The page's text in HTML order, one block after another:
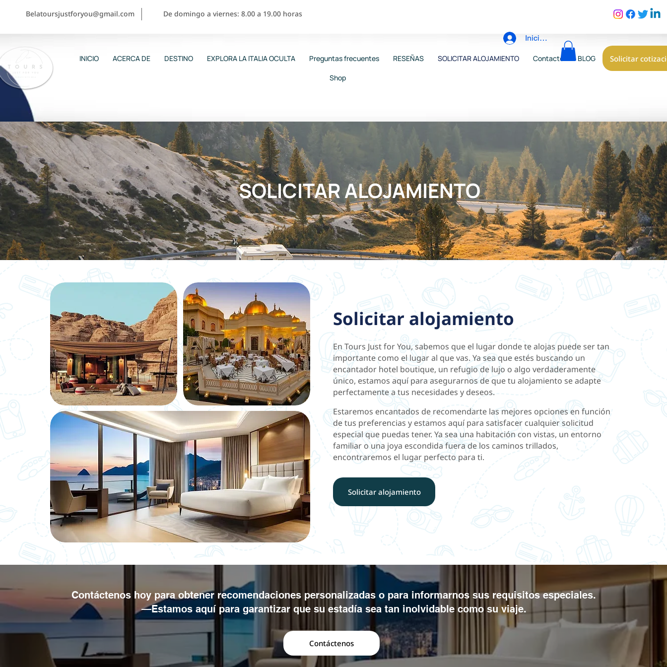
Belatoursjustforyou@gmail.com De domingo a viernes: 8.00 a 19.00 horas
INICIO ACERCA DE DESTINO EXPLORA LA ITALIA OCULTA Preguntas frecuentes RESEÑAS SOLICITAR ALOJAMIENTO Contacto BLOG
Shop
Solicitar
Iniciar sesión
SOLICITAR ALOJAMIENTO
Solicitar alojamiento
En Tours Just for You, sabemos que el lugar donde te alojas puede ser tan
importante como el lugar al que vas. Ya sea que estés buscando un
encantador hotel boutique, un refugio de lujo o algo verdaderamente
único, estamos aquí para asegurarnos de que tu alojamiento se adapte
perfectamente a tus necesidades y deseos.
Estaremos encantados de recomendarte las mejores opciones en función
de tus preferencias y estamos aquí para satisfacer cualquier solicitud
especial que puedas tener. Ya sea una habitación con vistas, un entorno
familiar o una joya escondida fuera de los caminos trillados,
encontraremos el lugar perfecto para ti.
Solicitar alojamiento
Contáctenos hoy para obtener recomendaciones personalizadas o para informarnos sus requisitos especiales.
—Estamos aquí para garantizar que su estadía sea tan inolvidable como su viaje.
Contáctenos